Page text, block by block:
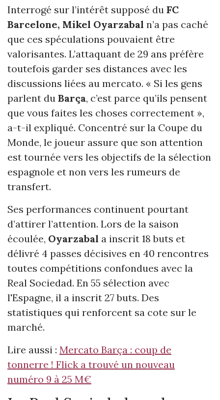
Interrogé sur l’intérêt supposé du FC
Barcelone, Mikel Oyarzabal n’a pas caché
que ces spéculations pouvaient être
valorisantes. L’attaquant de 29 ans préfère
toutefois garder ses distances avec les
discussions liées au mercato. « Si les gens
parlent du Barça, c’est parce qu’ils pensent
que vous faites les choses correctement »,
a-t-il expliqué. Concentré sur la Coupe du
Monde, le joueur assure que son attention
est tournée vers les objectifs de la sélection
espagnole et non vers les rumeurs de
transfert.
Ses performances continuent pourtant
d’attirer l’attention. Lors de la saison
écoulée, Oyarzabal a inscrit 18 buts et
délivré 4 passes décisives en 40 rencontres
toutes compétitions confondues avec la
Real Sociedad. En 55 sélection avec
l'Espagne, il a inscrit 27 buts. Des
statistiques qui renforcent sa cote sur le
marché.
Lire aussi : Mercato Barça : coup de
tonnerre ! Flick a trouvé un nouveau
numéro 9 à 25 M€